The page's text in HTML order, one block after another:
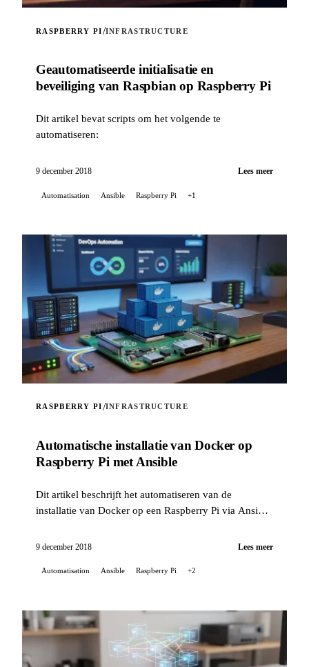
RASPBERRY PI/INFRASTRUCTURE
Geautomatiseerde initialisatie en
beveiliging van Raspbian op Raspberry Pi
Dit artikel bevat scripts om het volgende te
automatiseren:
9 december 2018 Lees meer
Automatisation Ansible Raspberry Pi +1
RASPBERRY PI/INFRASTRUCTURE
Automatische installatie van Docker op
Raspberry Pi met Ansible
Dit artikel beschrijft het automatiseren van de
installatie van Docker op een Raspberry Pi via Ansible
9 december 2018 Lees meer
Automatisation Ansible Raspberry Pi +2